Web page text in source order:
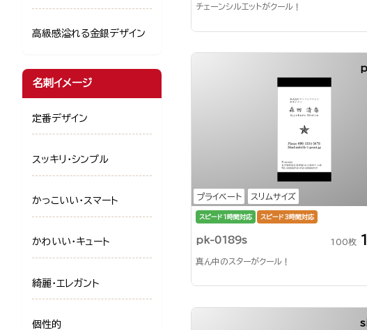
チェーンシルエットがクール！
プライベート スリムサイズ
スピード1時間対応 スピード3時間対応
pk-0189s 100枚
真ん中のスターがクール！
高級感溢れる金銀デザイン
名刺イメージ
定番デザイン
スッキリ・シンプル
かっこいい・スマート
かわいい・キュート
綺麗・エレガント
個性的